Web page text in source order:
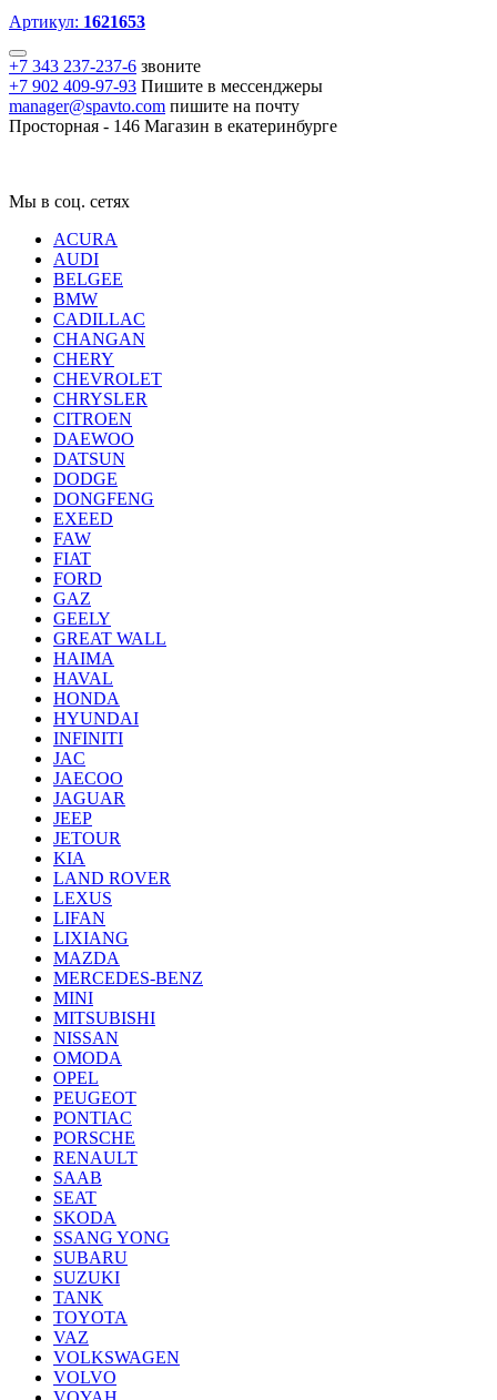
Артикул: 1621653
+7 343 237-237-6 звоните
+7 902 409-97-93 Пишите в мессенджеры
manager@spavto.com пишите на почту
Просторная - 146 Магазин в екатеринбурге
Мы в соц. сетях
ACURA
AUDI
BELGEE
BMW
CADILLAC
CHANGAN
CHERY
CHEVROLET
CHRYSLER
CITROEN
DAEWOO
DATSUN
DODGE
DONGFENG
EXEED
FAW
FIAT
FORD
GAZ
GEELY
GREAT WALL
HAIMA
HAVAL
HONDA
HYUNDAI
INFINITI
JAC
JAECOO
JAGUAR
JEEP
JETOUR
KIA
LAND ROVER
LEXUS
LIFAN
LIXIANG
MAZDA
MERCEDES-BENZ
MINI
MITSUBISHI
NISSAN
OMODA
OPEL
PEUGEOT
PONTIAC
PORSCHE
RENAULT
SAAB
SEAT
SKODA
SSANG YONG
SUBARU
SUZUKI
TANK
TOYOTA
VAZ
VOLKSWAGEN
VOLVO